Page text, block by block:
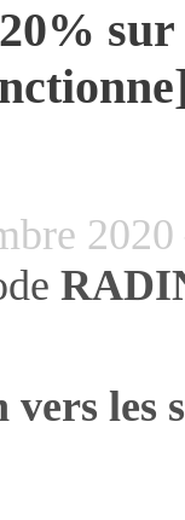
vers les